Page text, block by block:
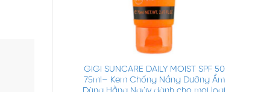
GIGI SUNCARE DAILY MOIST SPF 50
75ml– Kem Chống Nắng Dưỡng Ẩm